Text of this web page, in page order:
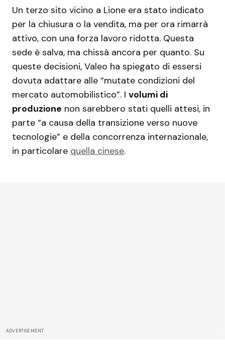
Un terzo sito vicino a Lione era stato indicato
per la chiusura o la vendita, ma per ora rimarrà
attivo, con una forza lavoro ridotta. Questa
sede è salva, ma chissà ancora per quanto. Su
queste decisioni, Valeo ha spiegato di essersi
dovuta adattare alle “mutate condizioni del
mercato automobilistico”. I volumi di
produzione non sarebbero stati quelli attesi, in
parte “a causa della transizione verso nuove
tecnologie” e della concorrenza internazionale,
in particolare quella cinese.
ADVERTISEMENT